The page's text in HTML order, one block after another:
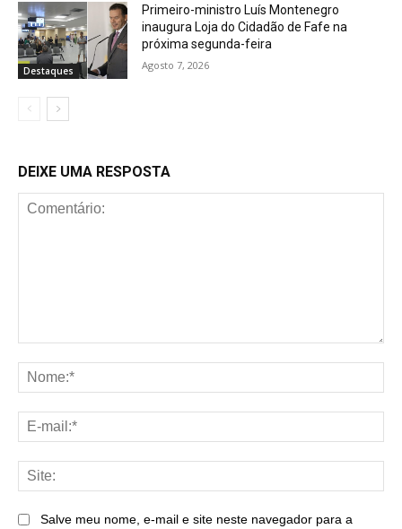
Destaques
Primeiro-ministro Luís Montenegro
inaugura Loja do Cidadão de Fafe na
próxima segunda-feira
Agosto 7, 2026
DEIXE UMA RESPOSTA
Salve meu nome, e-mail e site neste navegador para a